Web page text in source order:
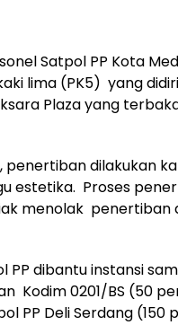
Satpol PP Kota
lima (PK5) yang
Plaza yang
penertiban dilakukan
estetika. Proses
menolak penertiban
dibantu instansi
Kodim 0201/BS (50
PP Deli Serdang (150